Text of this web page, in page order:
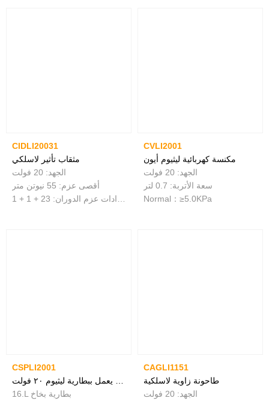
CIDLI20031
مثقاب تأثير لاسلكي
الجهد: 20 فولت
أقصى عزم: 55 نيوتن متر
CVLI2001
مكنسة كهربائية ليثيوم أيون
الجهد: 20 فولت
سعة الأتربة: 0.7 لتر
Normal：≥5.0KPa
CSPLI2001
16.L بطارية بخاخ
CAGLI1151
طاحونة زاوية لاسلكية
الجهد: 20 فولت